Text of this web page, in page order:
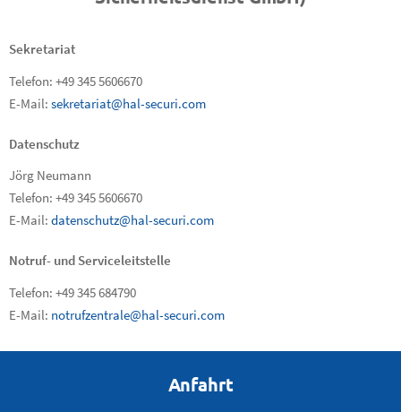
Sekretariat
Telefon: +49 345 5606670
E-Mail: sekretariat@hal-securi.com
Datenschutz
Jörg Neumann
Telefon: +49 345 5606670
E-Mail: datenschutz@hal-securi.com
Notruf- und Serviceleitstelle
Telefon: +49 345 684790
E-Mail: notrufzentrale@hal-securi.com
Anfahrt